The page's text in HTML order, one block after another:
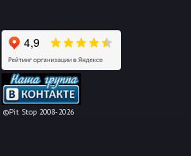
©Pit Stop 2008-2026
-->